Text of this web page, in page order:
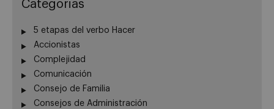
Categorias
5 etapas del verbo Hacer
Accionistas
Complejidad
Comunicación
Consejo de Familia
Consejos de Administración